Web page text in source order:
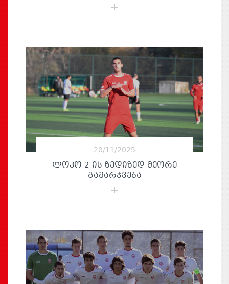
20/11/2025
ᲚᲝᲙᲝ 2-ᲘᲡ ᲖᲔᲓᲘᲖᲔᲓ ᲛᲔᲝᲠᲔ
ᲒᲐᲛᲐᲠᲯᲕᲔᲑᲐ